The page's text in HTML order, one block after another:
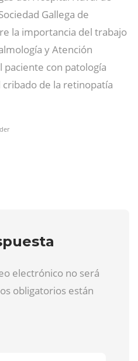
Gallega de
la importancia del trabajo
y Atención
paciente con patología
de la retinopatía
electrónico no será
obligatorios están